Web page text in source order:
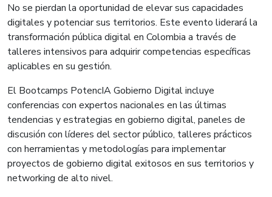
No se pierdan la oportunidad de elevar sus capacidades
digitales y potenciar sus territorios. Este evento liderará la
transformación pública digital en Colombia a través de
talleres intensivos para adquirir competencias específicas
aplicables en su gestión.
El Bootcamps PotencIA Gobierno Digital incluye
conferencias con expertos nacionales en las últimas
tendencias y estrategias en gobierno digital, paneles de
discusión con líderes del sector público, talleres prácticos
con herramientas y metodologías para implementar
proyectos de gobierno digital exitosos en sus territorios y
networking de alto nivel.